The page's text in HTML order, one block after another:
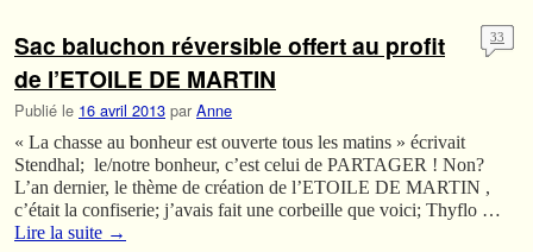
Sac baluchon réversible offert au profit
de l’ETOILE DE MARTIN
Publié le 16 avril 2013 par Anne
33
« La chasse au bonheur est ouverte tous les matins » écrivait
Stendhal; le/notre bonheur, c’est celui de PARTAGER ! Non?
L’an dernier, le thème de création de l’ETOILE DE MARTIN ,
c’était la confiserie; j’avais fait une corbeille que voici; Thyflo …
Lire la suite →